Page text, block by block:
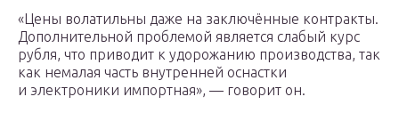
«Цены волатильны даже на заключённые контракты.
Дополнительной проблемой является слабый курс
рубля, что приводит к удорожанию производства, так
как немалая часть внутренней оснастки
и электроники импортная», — говорит он.